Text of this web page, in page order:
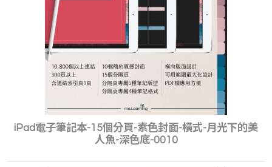
iPad電子筆記本-15個分頁-素色封面-橫式-月光下的美
人魚-深色底-0010